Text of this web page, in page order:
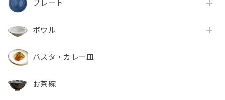
プレート
ボウル
パスタ・カレー皿
お茶碗